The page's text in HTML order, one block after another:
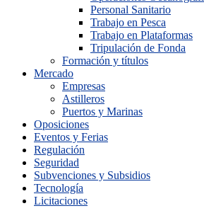
Personal Sanitario
Trabajo en Pesca
Trabajo en Plataformas
Tripulación de Fonda
Formación y títulos
Mercado
Empresas
Astilleros
Puertos y Marinas
Oposiciones
Eventos y Ferias
Regulación
Seguridad
Subvenciones y Subsidios
Tecnología
Licitaciones